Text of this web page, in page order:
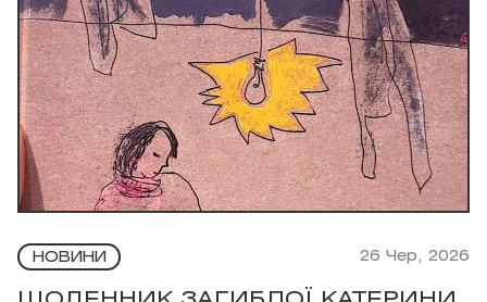
НОВИНИ 26 Чер, 2026